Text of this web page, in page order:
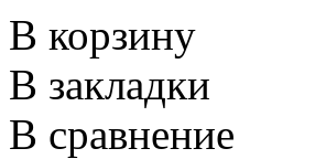
В корзину
В закладки
В сравнение